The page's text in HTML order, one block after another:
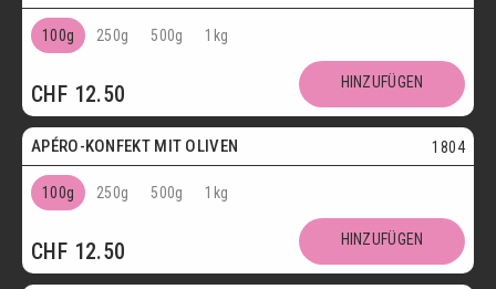
100g 250g 500g 1kg
CHF 12.50 HINZUFÜGEN
Vegetarisch
APÉRO-KONFEKT MIT OLIVEN 1804
100g 250g 500g 1kg
CHF 12.50 HINZUFÜGEN